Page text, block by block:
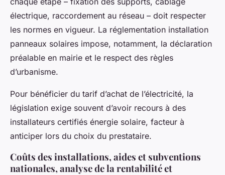
électrique, raccordement au réseau – doit respecter
les normes en vigueur. La réglementation installation
panneaux solaires impose, notamment, la déclaration
préalable en mairie et le respect des règles
d’urbanisme.
Pour bénéficier du tarif d’achat de l’électricité, la
législation exige souvent d’avoir recours à des
installateurs certifiés énergie solaire, facteur à
anticiper lors du choix du prestataire.
Coûts des installations, aides et subventions
nationales, analyse de la rentabilité et